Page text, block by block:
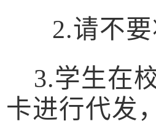
2.请不
3.学生在
卡进行代发，